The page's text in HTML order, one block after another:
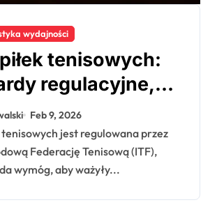
wydajności
tenisowych:
regulacyjne,
graczy,
Feb 9, 2026
Federację Tenisową (ITF),
wymóg, aby ważyły...